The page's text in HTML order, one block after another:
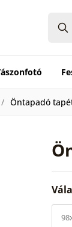
Öntapadó